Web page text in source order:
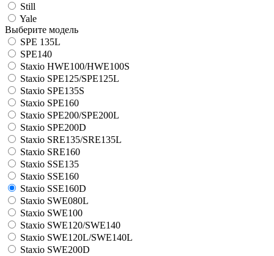
Still
Yale
Выберите модель
SPE 135L
SPE140
Staxio HWE100/HWE100S
Staxio SPE125/SPE125L
Staxio SPE135S
Staxio SPE160
Staxio SPE200/SPE200L
Staxio SPE200D
Staxio SRE135/SRE135L
Staxio SRE160
Staxio SSE135
Staxio SSE160
Staxio SSE160D
Staxio SWE080L
Staxio SWE100
Staxio SWE120/SWE140
Staxio SWE120L/SWE140L
Staxio SWE200D